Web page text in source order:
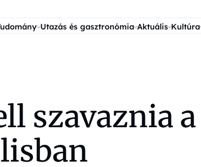
Utazás és gasztronómia Aktuális Kultúra
szavaznia a